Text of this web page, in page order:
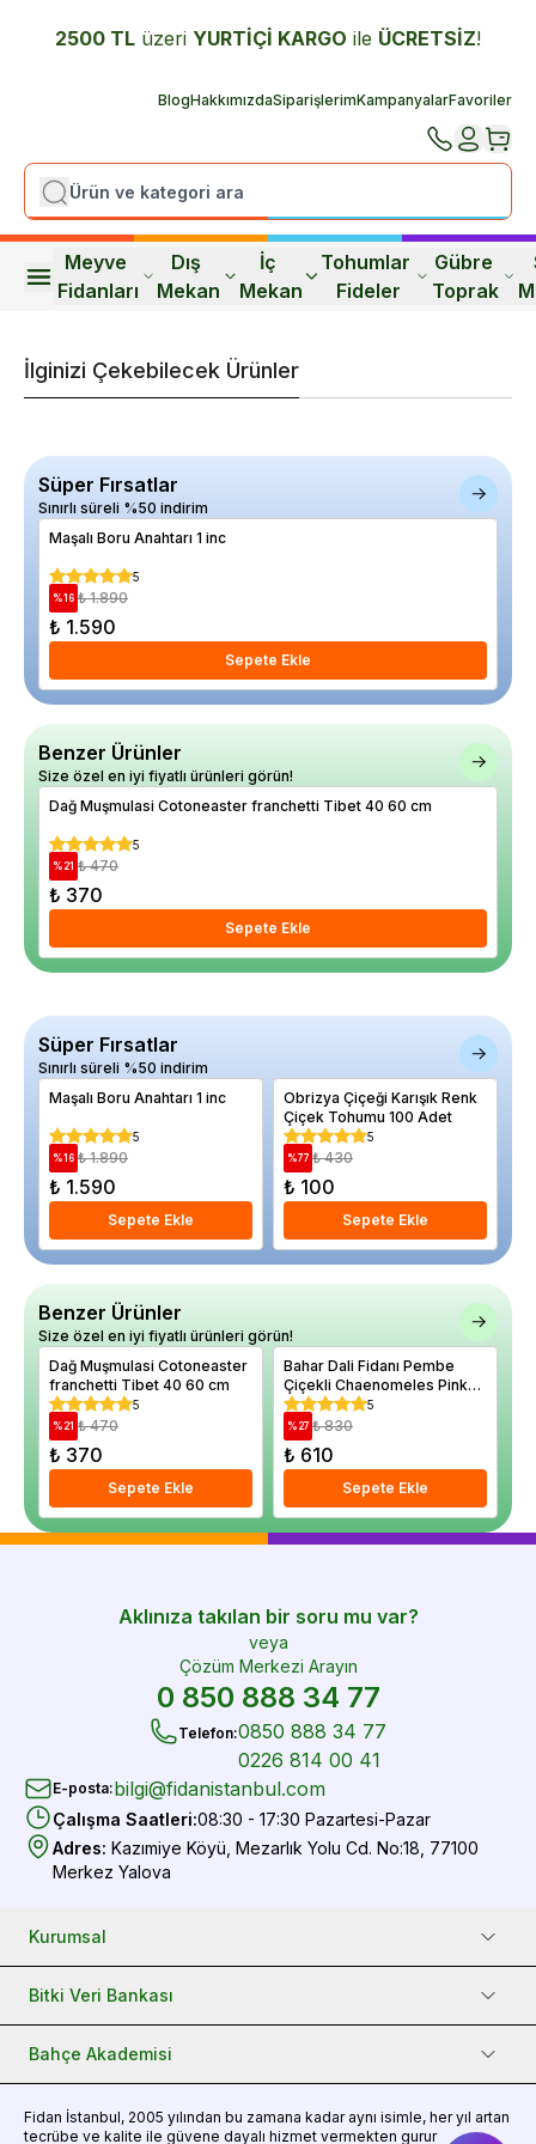
2500 TL üzeri YURTİÇİ KARGO ile ÜCRETSİZ!
BlogHakkımızdaSiparişlerimKampanyalarFavoriler
Meyve
Fidanları
Dış
Mekan
İç
Mekan
Tohumlar
Fideler
Gübre
Toprak
İlginizi Çekebilecek Ürünler
Süper Fırsatlar
Sınırlı süreli %50 indirim
Maşalı Boru Anahtarı 1 inc
5
%16 ₺ 1.890
₺ 1.590
Sepete Ekle
Benzer Ürünler
Size özel en iyi fiyatlı ürünleri görün!
Dağ Muşmulasi Cotoneaster franchetti Tibet 40 60 cm
5
%21 ₺ 470
₺ 370
Sepete Ekle
Süper Fırsatlar
Sınırlı süreli %50 indirim
Maşalı Boru Anahtarı 1 inc
5
%16 ₺ 1.890
₺ 1.590
Sepete Ekle
Obrizya Çiçeği Karışık Renk
Çiçek Tohumu 100 Adet
5
%77 ₺ 430
₺ 100
Sepete Ekle
Benzer Ürünler
Size özel en iyi fiyatlı ürünleri görün!
Dağ Muşmulasi Cotoneaster
franchetti Tibet 40 60 cm
5
%21 ₺ 470
₺ 370
Sepete Ekle
Bahar Dali Fidanı Pembe
Çiçekli Chaenomeles Pink
Lady Saksıda
5
%27 ₺ 830
₺ 610
Sepete Ekle
Aklınıza takılan bir soru mu var?
veya
Çözüm Merkezi Arayın
0 850 888 34 77
Telefon:0850 888 34 77
0226 814 00 41
E-posta:bilgi@fidanistanbul.com
Çalışma Saatleri:08:30 - 17:30 Pazartesi-Pazar
Adres: Kazımiye Köyü, Mezarlık Yolu Cd. No:18, 77100
Merkez Yalova
Kurumsal
Bitki Veri Bankası
Bahçe Akademisi
Fidan İstanbul, 2005 yılından bu zamana kadar aynı isimle, her yıl artan
tecrübe ve kalite ile güvene dayalı hizmet vermekten gurur